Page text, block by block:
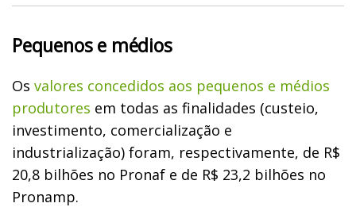
Pequenos e médios
Os valores concedidos aos pequenos e médios
produtores em todas as finalidades (custeio,
investimento, comercialização e
industrialização) foram, respectivamente, de R$
20,8 bilhões no Pronaf e de R$ 23,2 bilhões no
Pronamp.